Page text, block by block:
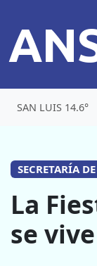
SAN LUIS 14.6°
SECRETARÍA
La
se